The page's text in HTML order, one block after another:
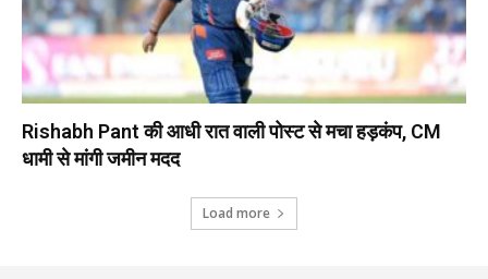
Rishabh Pant की आधी रात वाली पोस्ट से मचा हड़कंप, CM
धामी से मांगी जमीन मदद
Load more